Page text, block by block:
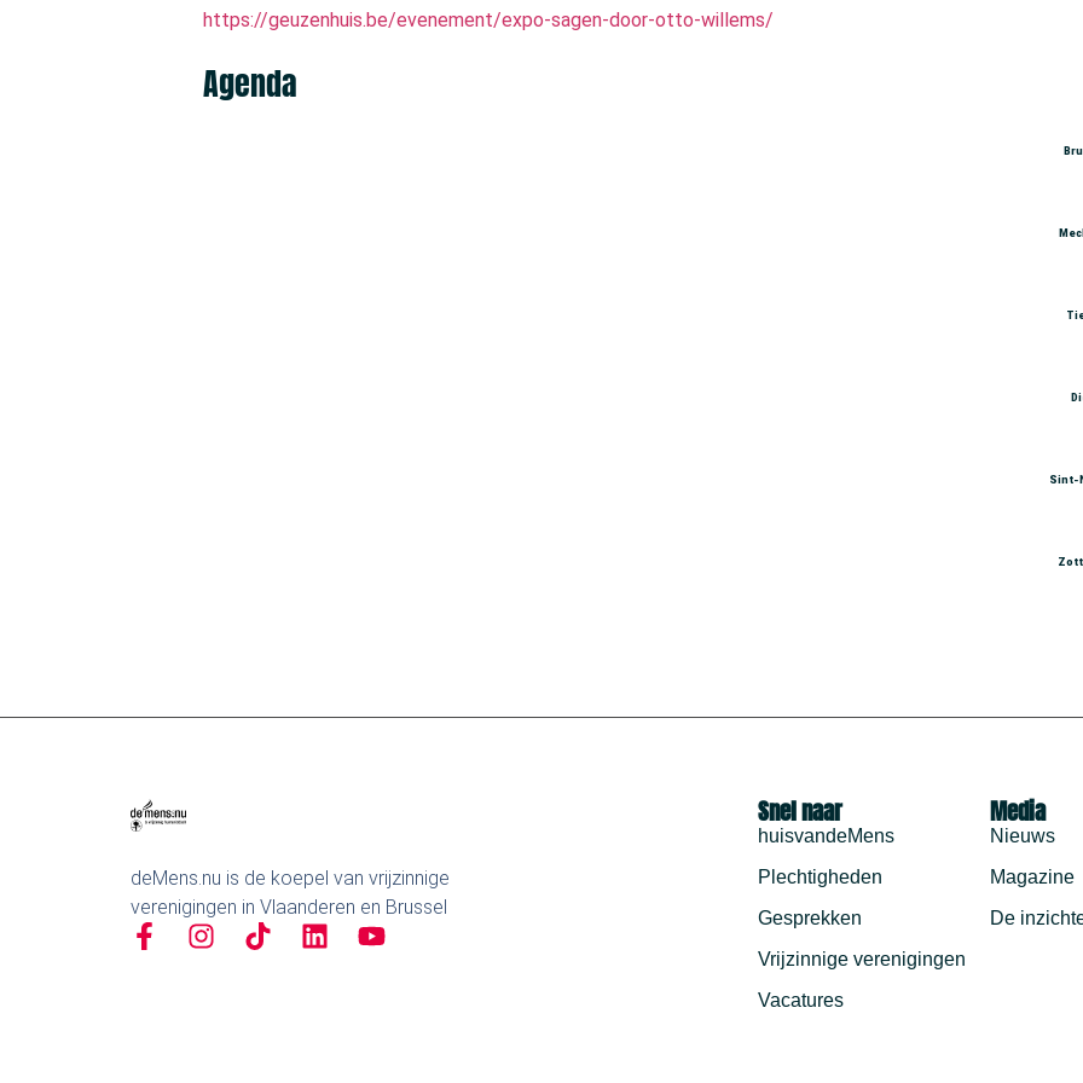
https://geuzenhuis.be/evenement/expo-sagen-door-otto-willems/
Agenda
Sint-
deMens.nu is de koepel van vrijzinnige
verenigingen in Vlaanderen en Brussel
Snel naar
huisvandeMens
Plechtigheden
Gesprekken
Vrijzinnige verenigingen
Vacatures
Media
Nieuws
Magazine
De